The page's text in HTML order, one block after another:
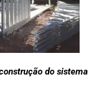
do sistema